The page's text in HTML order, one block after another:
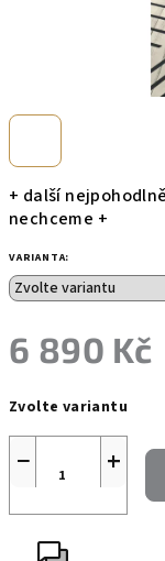
+ další
nechceme +
VARIANTA:
6 890 Kč
cena:
Zvolte variantu
+
−